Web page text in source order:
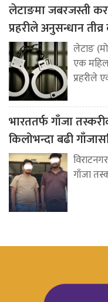
लेटाङमा जबरजस्ती
प्रहरीले अनुसन्धान
लेटाङ
एक
प्रहरीले
भारततर्फ गाँजा
किलोभन्दा बढी
गाँजा